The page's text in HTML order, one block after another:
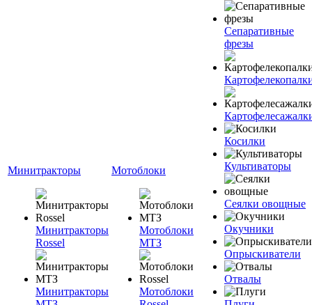
Минитракторы
Минитракторы
Rossel
Минитракторы
Мотоблоки
Мотоблоки
МТЗ
Мотоблоки
Сепаративные
фрезы
Косилки
Культиваторы
Сеялки овощные
Окучники
Опрыскиватели
Отвалы